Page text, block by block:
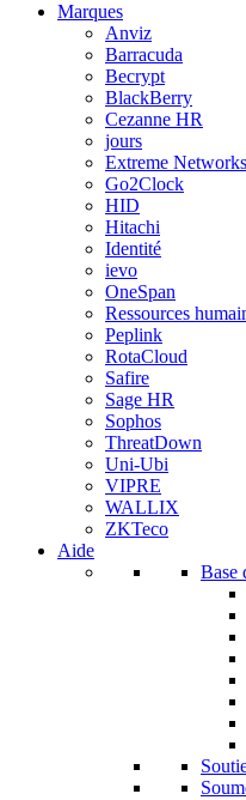
Marques
Anviz
Barracuda
Becrypt
BlackBerry
Cezanne HR
jours
Extreme
Go2Clock
HID
Hitachi
Identité
ievo
OneSpan
Ressources
Peplink
RotaCloud
Safire
Sage HR
Sophos
ThreatDown
Uni-Ubi
VIPRE
WALLIX
ZKTeco
Aide
Base